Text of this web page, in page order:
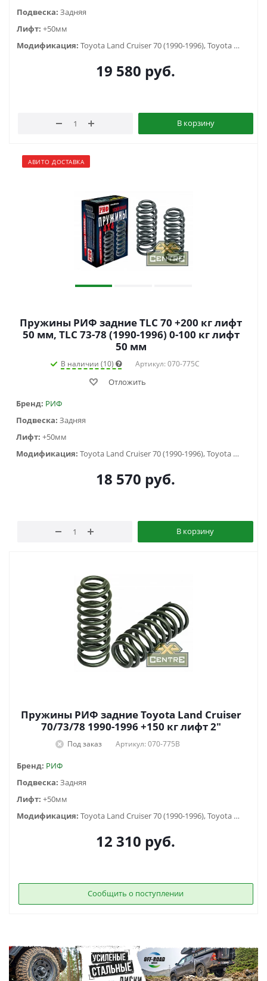
Подвеска: Задняя
Лифт: +50мм
Модификация:
Toyota Land Cruiser 70 (1990-1996), Toyota Land Cruiser 71 (1984-...), Toyota Land Cruiser 73 (1990-1996)
19 580 руб.
В корзину
АВИТО ДОСТАВКА
Пружины РИФ задние TLC 70 +200 кг лифт
50 мм, TLC 73-78 (1990-1996) 0-100 кг лифт
50 мм
В наличии (10) Артикул: 070-775C
Отложить
Бренд: РИФ
Подвеска: Задняя
Лифт: +50мм
Модификация:
Toyota Land Cruiser 70 (1990-1996), Toyota Land Cruiser 73 (1990-1996)
18 570 руб.
В корзину
Пружины РИФ задние Toyota Land Cruiser
70/73/78 1990-1996 +150 кг лифт 2"
Под заказ Артикул: 070-775B
Бренд: РИФ
Подвеска: Задняя
Лифт: +50мм
Модификация:
Toyota Land Cruiser 70 (1990-1996), Toyota Land Cruiser 78 (2006-...)
12 310 руб.
Сообщить о поступлении